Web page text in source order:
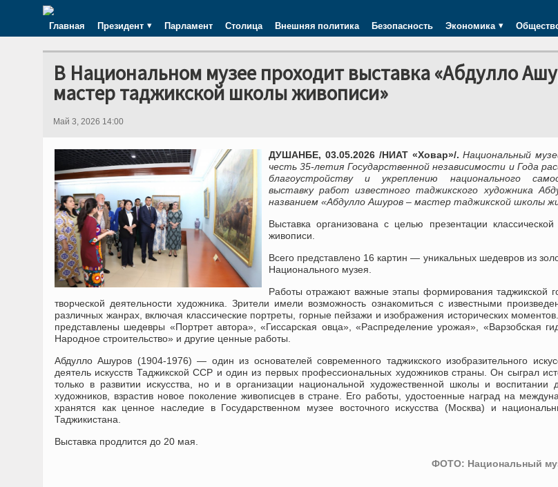
Главная Президент Парламент Столица Внешняя политика Безопасность Экономика
В Национальном музее проходит выставка «Абдулло
мастер таджикской школы живописи»
Май 3, 2026 14:00
ДУШАНБЕ, 03.05.2026 /НИАТ «Ховар»/. Национальный
честь 35-летия Государственной независимости и Года
благоустройству и укреплению национального
выставку работ известного таджикского художника
названием «Абдулло Ашуров – мастер таджикской школы
Выставка организована с целью презентации
живописи.
Всего представлено 16 картин — уникальных шедевров из
Национального музея.
Работы отражают важные этапы формирования таджикской
творческой деятельности художника. Зрители имели возможность ознакомиться с известными
различных жанрах, включая классические портреты, горные пейзажи и изображения исторических
представлены шедевры «Портрет автора», «Гиссарская овца», «Распределение урожая», «Варзобская
Народное строительство» и другие ценные работы.
Абдулло Ашуров (1904-1976) — один из основателей современного таджикского изобразительного
деятель искусств Таджикской ССР и один из первых профессиональных художников страны. Он сыграл
только в развитии искусства, но и в организации национальной художественной школы и воспитании
художников, взрастив новое поколение живописцев в стране. Его работы, удостоенные наград на
хранятся как ценное наследие в Государственном музее восточного искусства (Москва) и
Таджикистана.
Выставка продлится до 20 мая.
ФОТО: Национальный